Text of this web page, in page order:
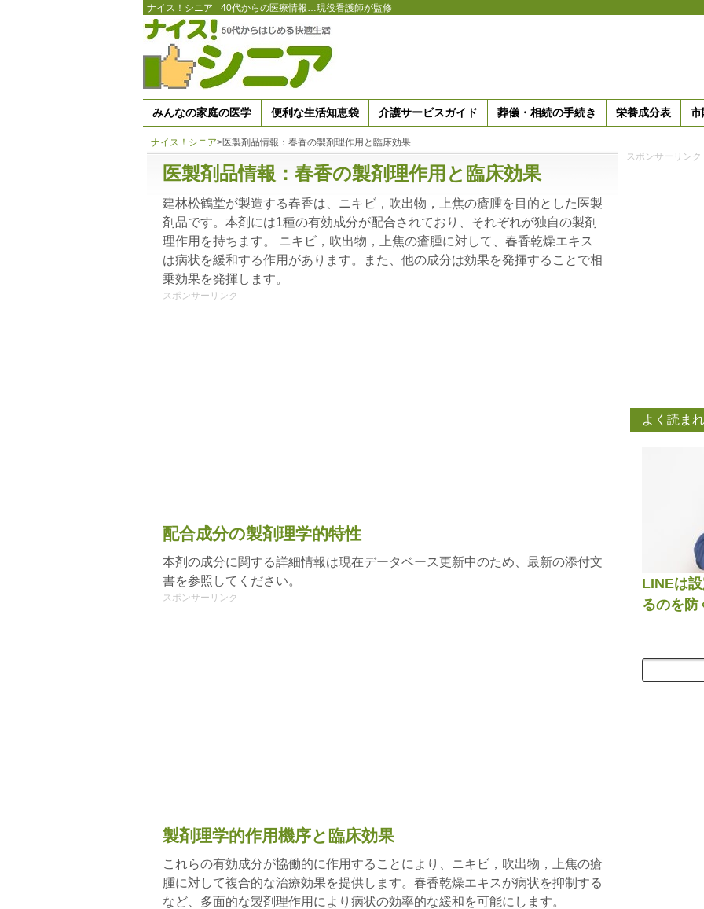
ナイス！シニア 40代からの医療情報…現役看護師が監修
みんなの家庭の医学 便利な生活知恵袋 介護サービスガイド 葬儀・相続の手続き 栄養成分表 市
ナイス！シニア>医製剤品情報：春香の製剤理作用と臨床効果
医製剤品情報：春香の製剤理作用と臨床効果
建林松鶴堂が製造する春香は、ニキビ，吹出物，上焦の瘡腫を目的とした医製
剤品です。本剤には1種の有効成分が配合されており、それぞれが独自の製剤
理作用を持ちます。 ニキビ，吹出物，上焦の瘡腫に対して、春香乾燥エキス
は病状を緩和する作用があります。また、他の成分は効果を発揮することで相
乗効果を発揮します。
スポンサーリンク
配合成分の製剤理学的特性
本剤の成分に関する詳細情報は現在データベース更新中のため、最新の添付文
書を参照してください。
スポンサーリンク
製剤理学的作用機序と臨床効果
これらの有効成分が協働的に作用することにより、ニキビ，吹出物，上焦の瘡
腫に対して複合的な治療効果を提供します。春香乾燥エキスが病状を抑制する
など、多面的な製剤理作用により病状の効率的な緩和を可能にします。
スポンサーリンク
よく読ま
LINEは
るのを防